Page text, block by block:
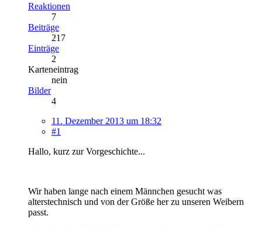
Reaktionen
7
Beiträge
217
Einträge
2
Karteneintrag
nein
Bilder
4
11. Dezember 2013 um 18:32
#1
Hallo, kurz zur Vorgeschichte...
Wir haben lange nach einem Männchen gesucht was
alterstechnisch und von der Größe her zu unseren Weibern
passt.